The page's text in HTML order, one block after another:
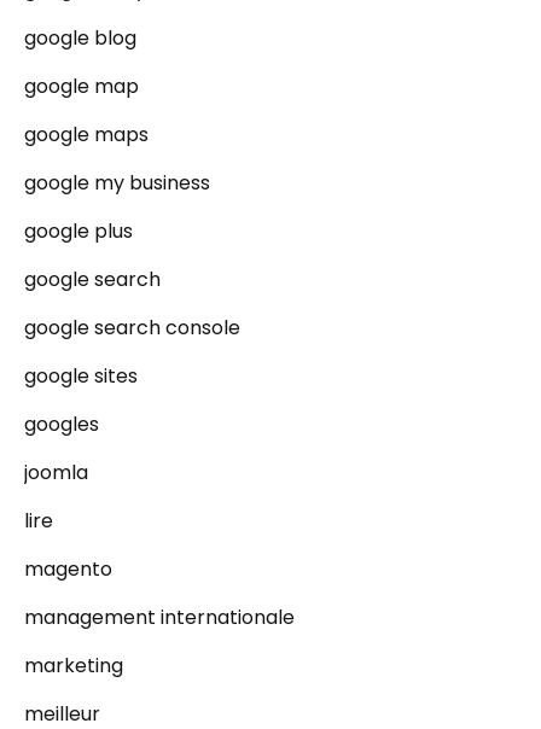
google blog
google map
google maps
google my business
google plus
google search
google search console
google sites
googles
joomla
lire
magento
management internationale
marketing
meilleur